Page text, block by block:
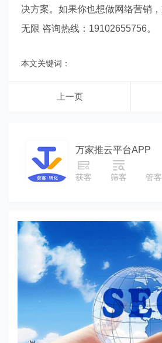
决方案。如果你也想做网络营销
无限 咨询热线：19102655756。
本文关键词：
上一页
万家推云平台APP
获客 筛客 管客